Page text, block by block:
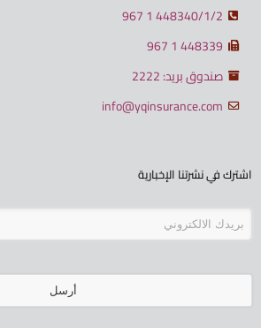
448340/1/2 1 967
448339 1 967
صندوق بريد: 2222
info@yqinsurance.com
اشترك في نشرتنا الإخبارية
أرسل